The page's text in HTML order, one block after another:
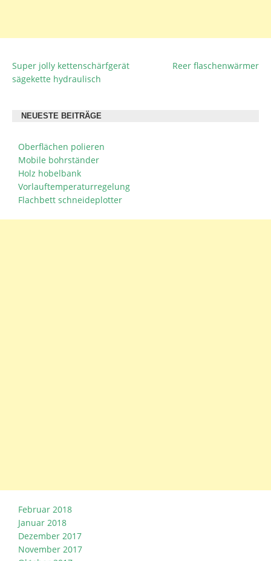
BEITRAGSNAVIGATION
Super jolly kettenschärfgerät
sägekette hydraulisch
Reer flaschenwärmer
NEUESTE BEITRÄGE
Oberflächen polieren
Mobile bohrständer
Holz hobelbank
Vorlauftemperaturregelung
Flachbett schneideplotter
Februar 2018
Januar 2018
Dezember 2017
November 2017